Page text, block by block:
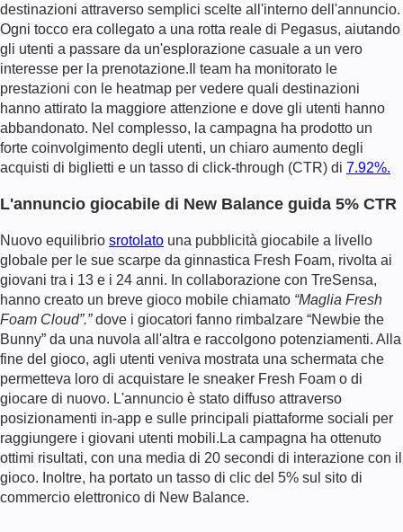
destinazioni attraverso semplici scelte all'interno dell'annuncio.
Ogni tocco era collegato a una rotta reale di Pegasus, aiutando
gli utenti a passare da un'esplorazione casuale a un vero
interesse per la prenotazione. Il team ha monitorato le
prestazioni con le heatmap per vedere quali destinazioni
hanno attirato la maggiore attenzione e dove gli utenti hanno
abbandonato. Nel complesso, la campagna ha prodotto un
forte coinvolgimento degli utenti, un chiaro aumento degli
acquisti di biglietti e un tasso di click-through (CTR) di 7.92%.
L'annuncio giocabile di New Balance guida 5% CTR
Nuovo equilibrio srotolato una pubblicità giocabile a livello
globale per le sue scarpe da ginnastica Fresh Foam, rivolta ai
giovani tra i 13 e i 24 anni. In collaborazione con TreSensa,
hanno creato un breve gioco mobile chiamato “Maglia Fresh
Foam Cloud”.”dove i giocatori fanno rimbalzare “Newbie the
Bunny” da una nuvola all'altra e raccolgono potenziamenti. Alla
fine del gioco, agli utenti veniva mostrata una schermata che
permetteva loro di acquistare le sneaker Fresh Foam o di
giocare di nuovo. L'annuncio è stato diffuso attraverso
posizionamenti in-app e sulle principali piattaforme sociali per
raggiungere i giovani utenti mobili. La campagna ha ottenuto
ottimi risultati, con una media di 20 secondi di interazione con il
gioco. Inoltre, ha portato un tasso di clic del 5% sul sito di
commercio elettronico di New Balance.